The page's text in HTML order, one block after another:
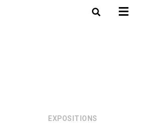
EXPOSITIONS